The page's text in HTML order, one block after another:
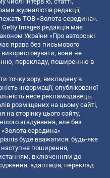
журналістів редакції,
ТОВ «Золота середина».
Getty Images редакція має
України «Про авторські
права без письмового
вони не
перекладу, поширенню в
точку зору, викладену в
інформації, опублікованої
несе рекламодавець.
розміщених на цьому сайті,
на сторінку цього сайту,
згадування, але без
середина»
буде вважатися: будь-яке
поширення,
включенням до
адаптація, переклад